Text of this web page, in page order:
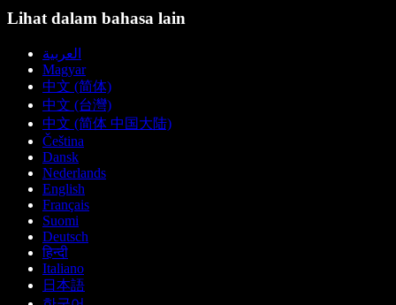
Lihat dalam bahasa lain
العربية
Magyar
中文 (简体)
中文 (台灣)
中文 (简体 中国大陆)
Čeština
Dansk
Nederlands
English
Français
Suomi
Deutsch
हिन्दी
Italiano
日本語